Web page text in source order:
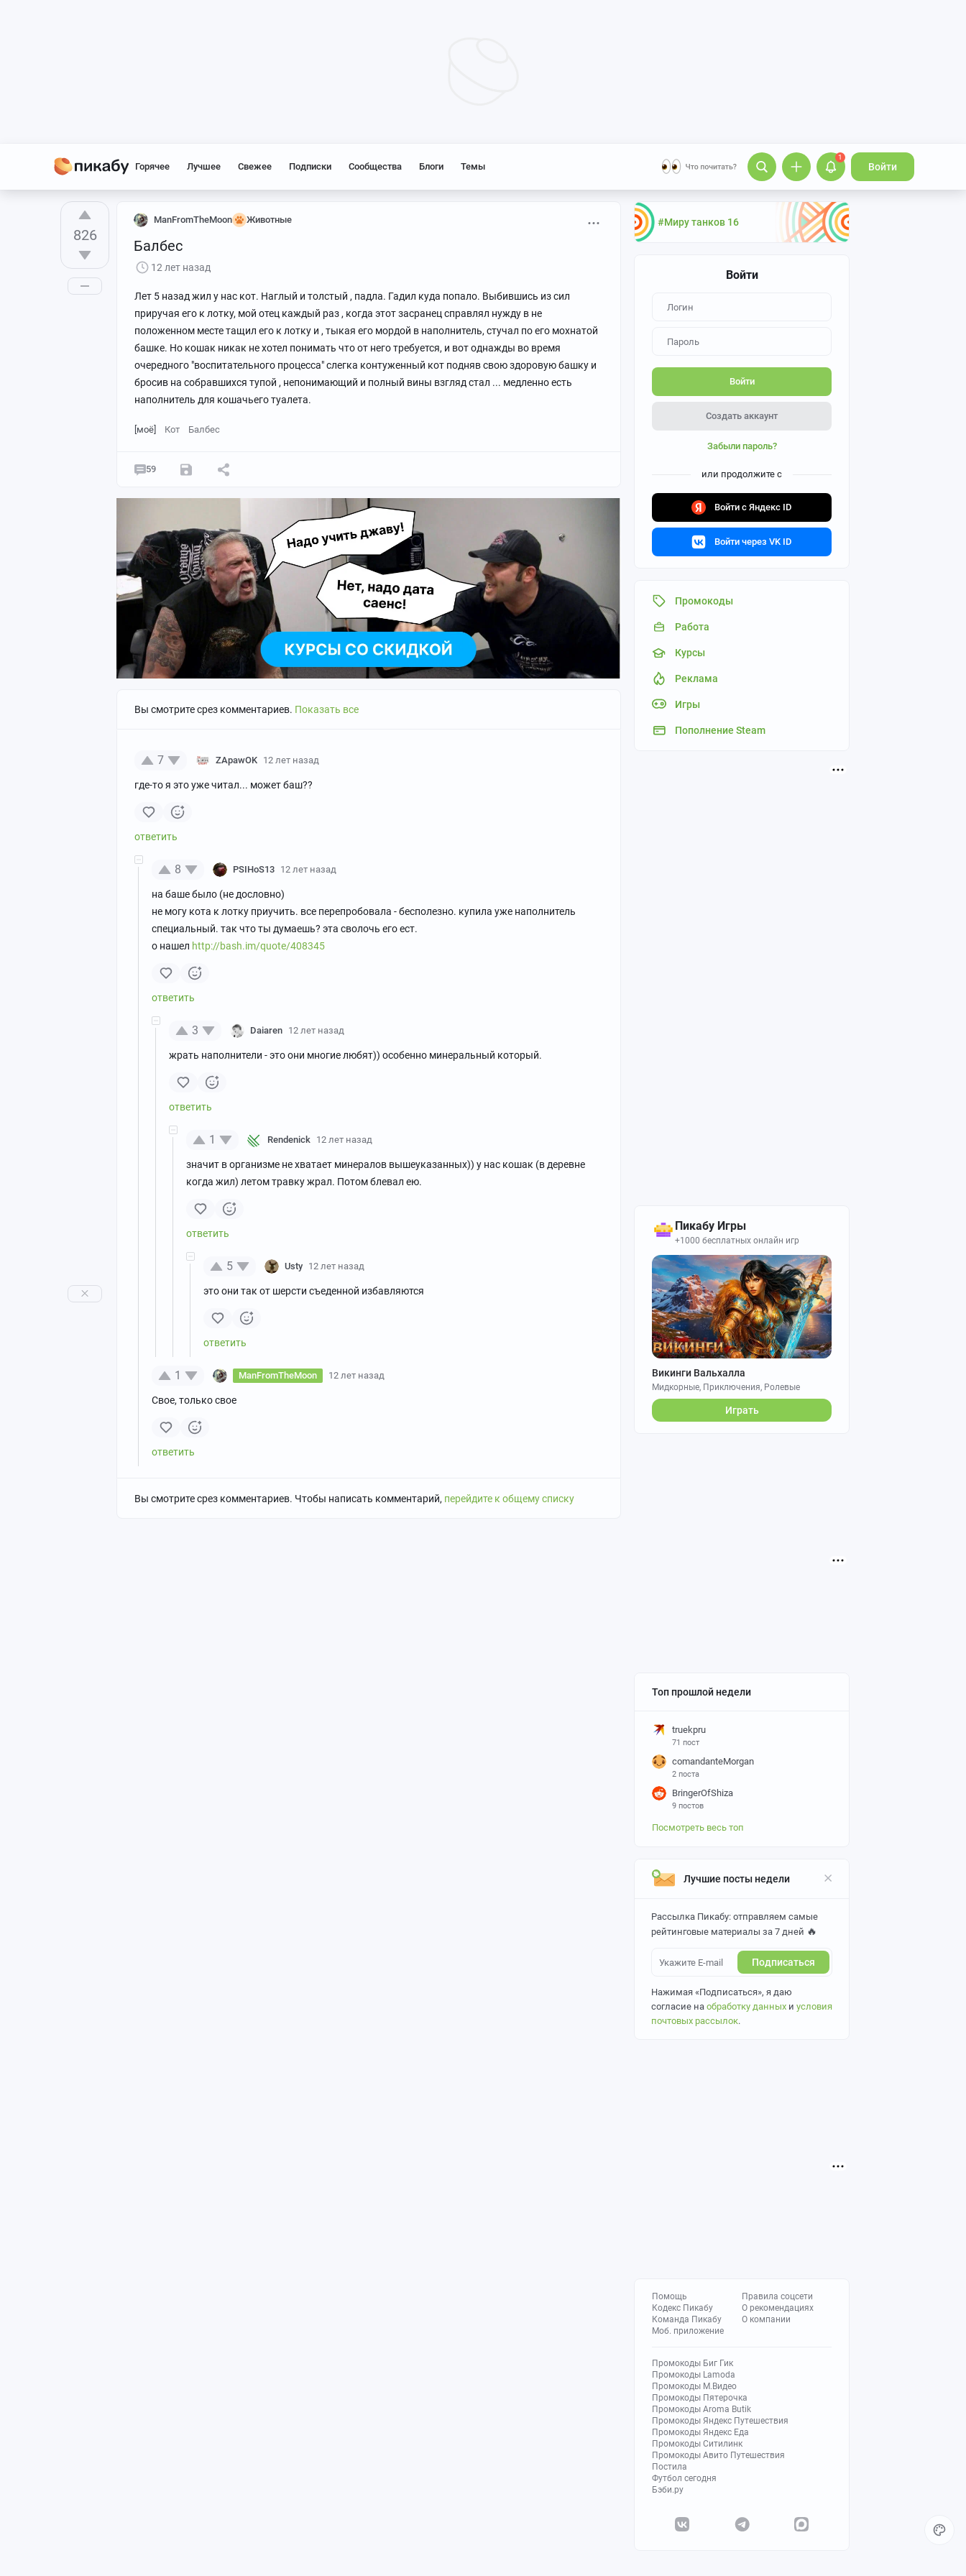
Горячее Лучшее Свежее Подписки Сообщества Блоги Темы
1
Войти
#Миру танков 16
Войти
Войти
Создать аккаунт
Забыли пароль?
или продолжите с
Войти с Яндекс ID
Войти через VK ID
Промокоды
Работа
Курсы
Реклама
Игры
Пополнение Steam
Пикабу Игры
+1000 бесплатных онлайн игр
Викинги Вальхалла
Мидкорные, Приключения, Ролевые
Играть
Топ прошлой недели
truekpru
71 пост
comandanteMorgan
2 поста
BringerOfShiza
9 постов
Посмотреть весь топ
Лучшие посты недели
Рассылка Пикабу: отправляем самые
рейтинговые материалы за 7 дней 🔥
Подписаться
Нажимая «Подписаться», я даю
согласие на обработку данных и условия
почтовых рассылок.
Помощь
Кодекс Пикабу
Команда Пикабу
Моб. приложение
Правила соцсети
О рекомендациях
О компании
Промокоды Биг Гик
Промокоды Lamoda
Промокоды М.Видео
Промокоды Пятерочка
Промокоды Aroma Butik
Промокоды Яндекс Путешествия
Промокоды Яндекс Еда
Промокоды Ситилинк
Промокоды Авито Путешествия
Постила
Футбол сегодня
Бэби.ру
826
ManFromTheMoon Животные
Балбес
12 лет назад
Лет 5 назад жил у нас кот. Наглый и толстый , падла. Гадил куда попало. Выбившись из сил
приручая его к лотку, мой отец каждый раз , когда этот засранец справлял нужду в не
положенном месте тащил его к лотку и , тыкая его мордой в наполнитель, стучал по его мохнатой
башке. Но кошак никак не хотел понимать что от него требуется, и вот однажды во время
очередного "воспитательного процесса" слегка контуженный кот подняв свою здоровую башку и
бросив на собравшихся тупой , непонимающий и полный вины взгляд стал ... медленно есть
наполнитель для кошачьего туалета.
[моё] Кот Балбес
59
Вы смотрите срез комментариев. Показать все
7 ZApawOK 12 лет назад
где-то я это уже читал... может баш??
8 PSIHoS13 12 лет назад
на баше было (не дословно)
не могу кота к лотку приучить. все перепробовала - бесполезно. купила уже наполнитель
специальный. так что ты думаешь? эта сволочь его ест.
о нашел http://bash.im/quote/408345
3 Daiaren 12 лет назад
жрать наполнители - это они многие любят)) особенно минеральный который.
1 Rendenick 12 лет назад
значит в организме не хватает минералов вышеуказанных)) у нас кошак (в деревне
когда жил) летом травку жрал. Потом блевал ею.
5 Usty 12 лет назад
это они так от шерсти съеденной избавляются
1 ManFromTheMoon 12 лет назад
Свое, только свое
Вы смотрите срез комментариев. Чтобы написать комментарий, перейдите к общему списку